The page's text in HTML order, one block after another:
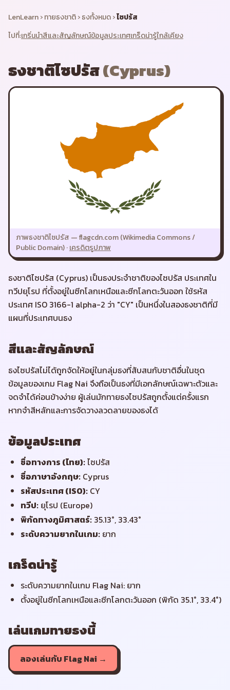
LenLearn›ทายธงชาติ›ธงทั้งหมด›ไซปรัส
ไปที่:เกริ่นนำสีและสัญลักษณ์ข้อมูลประเทศเกร็ดน่ารู้ใกล้เคียง
ธงชาติไซปรัส(Cyprus)
ภาพธงชาติไซปรัส —flagcdn.com (Wikimedia Commons /
Public Domain)·เครดิตรูปภาพ
ธงชาติไซปรัส (Cyprus) เป็นธงประจำชาติของไซปรัส ประเทศใน
ทวีปยุโรป ที่ตั้งอยู่ในซีกโลกเหนือและซีกโลกตะวันออก ใช้รหัส
ประเทศ ISO 3166-1 alpha-2 ว่า "CY" เป็นหนึ่งในสองธงชาติที่มี
แผนที่ประเทศบนธง
สีและสัญลักษณ์
ธงไซปรัสไม่ได้ถูกจัดให้อยู่ในกลุ่มธงที่สับสนกับชาติอื่นในชุด
ข้อมูลของเกม Flag Nai จึงถือเป็นธงที่มีเอกลักษณ์เฉพาะตัวและ
จดจำได้ค่อนข้างง่าย ผู้เล่นมักทายธงไซปรัสถูกตั้งแต่ครั้งแรก
หากจำสีหลักและการจัดวางลวดลายของธงได้
ข้อมูลประเทศ
ชื่อทางการ (ไทย):ไซปรัส
ชื่อภาษาอังกฤษ: Cyprus
รหัสประเทศ (ISO): CY
ทวีป: ยุโรป (Europe)
พิกัดทางภูมิศาสตร์: 35.13°, 33.43°
ระดับความยากในเกม: ยาก
เกร็ดน่ารู้
ระดับความยากในเกม Flag Nai: ยาก
ตั้งอยู่ในซีกโลกเหนือและซีกโลกตะวันออก (พิกัด 35.1°, 33.4°)
เล่นเกมทายธงนี้
ลองเล่นกับ Flag Nai →